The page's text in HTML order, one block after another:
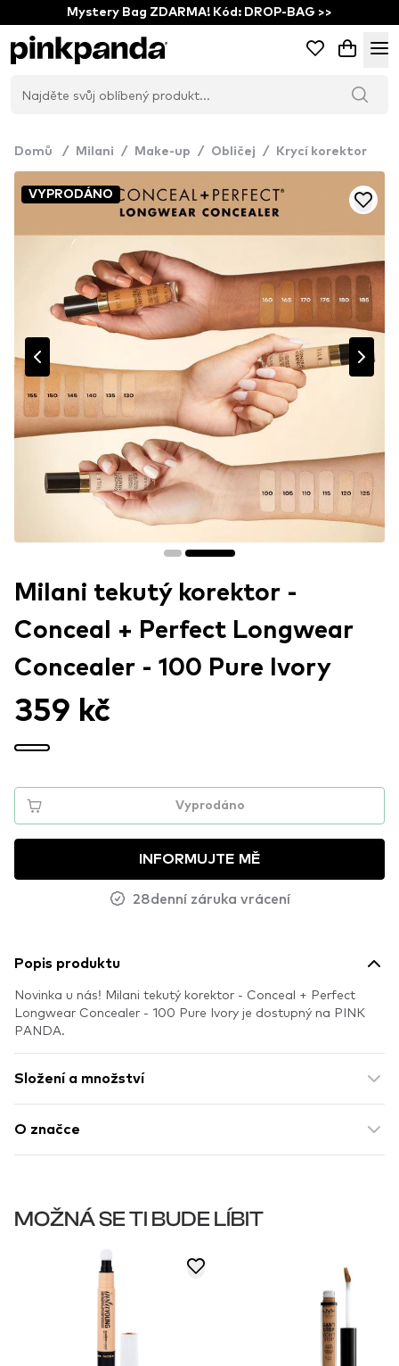
Mystery Bag ZDARMA! Kód: DROP-BAG >>
Domů / Milani / Make-up / Obličej / Krycí korektor
VYPRODÁNO
Milani tekutý korektor -
Conceal + Perfect Longwear
Concealer - 100 Pure Ivory
359 kč
Vyprodáno
INFORMUJTE MĚ
28denní záruka vrácení
Popis produktu
Novinka u nás! Milani tekutý korektor - Conceal + Perfect
Longwear Concealer - 100 Pure Ivory je dostupný na PINK
PANDA.
Složení a množství
O značce
MOŽNÁ SE TI BUDE LÍBIT